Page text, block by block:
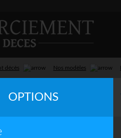
décès Nos modèles
OPTIONS